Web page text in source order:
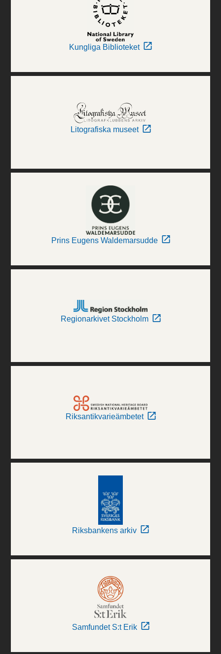
Kungliga Biblioteket
Litografiska museet
Prins Eugens Waldemarsudde
Regionarkivet Stockholm
Riksantikvarieämbetet
Riksbankens arkiv
Samfundet S:t Erik